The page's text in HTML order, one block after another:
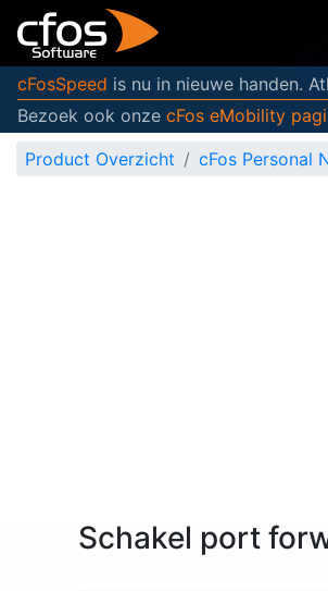
cFosSpeed is nu in nieuwe handen.
Bezoek ook onze cFos eMobility
Product Overzicht
cFos Personal
Schakel port